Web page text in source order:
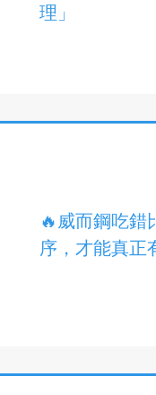
理」
🔥威而鋼吃錯
序，才能真正